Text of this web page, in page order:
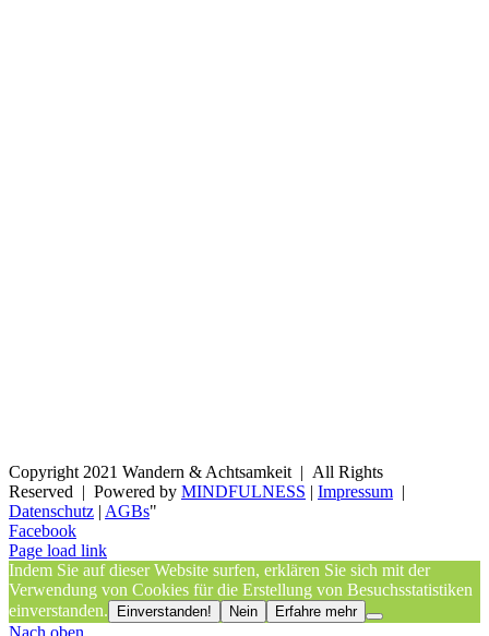
Copyright 2021 Wandern & Achtsamkeit | All Rights
Reserved | Powered by MINDFULNESS | Impressum |
Datenschutz | AGBs"
Facebook
Page load link
Indem Sie auf dieser Website surfen, erklären Sie sich mit der
Verwendung von Cookies für die Erstellung von Besuchsstatistiken
einverstanden.
Einverstanden! Nein Erfahre mehr
Nach oben